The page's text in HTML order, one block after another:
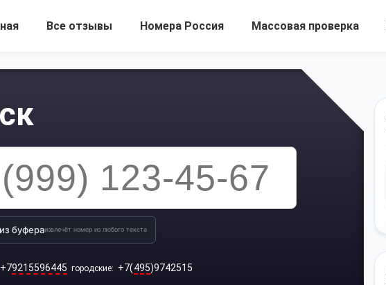
Все отзывы Номера Россия Массовая проверка
буфераизвлечёт номер из любого текста
+79215596445 городские: +7(495)9742515